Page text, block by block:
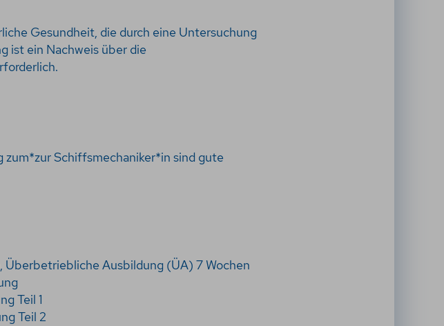
Gesundheit, die durch eine Untersuchung
ist ein Nachweis über die
.
Schiffsmechaniker*in sind gute
Überbetriebliche Ausbildung (ÜA) 7 Wochen
Teil 1
Teil 2